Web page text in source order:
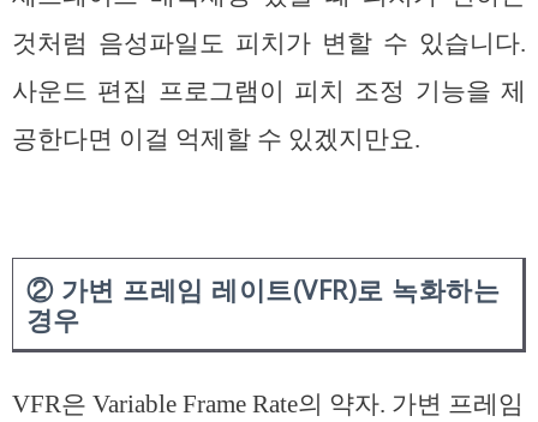
것처럼 음성파일도 피치가 변할 수 있습니다.
사운드 편집 프로그램이 피치 조정 기능을 제
공한다면 이걸 억제할 수 있겠지만요.
② 가변 프레임 레이트(VFR)로 녹화하는
경우
VFR은 Variable Frame Rate의 약자. 가변 프레임